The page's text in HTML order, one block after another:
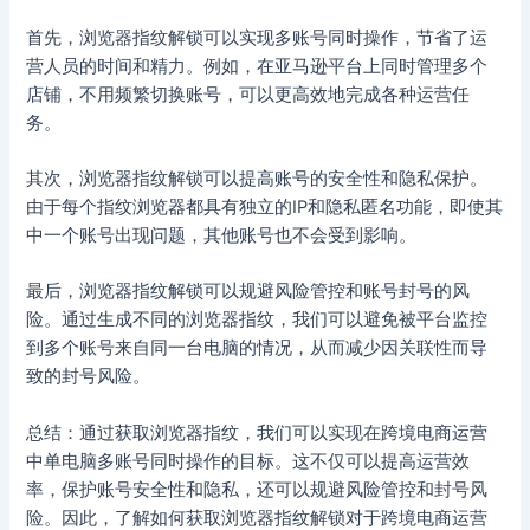
首先，浏览器指纹解锁可以实现多账号同时操作，节省了运
营人员的时间和精力。例如，在亚马逊平台上同时管理多个
店铺，不用频繁切换账号，可以更高效地完成各种运营任
务。
其次，浏览器指纹解锁可以提高账号的安全性和隐私保护。
由于每个指纹浏览器都具有独立的IP和隐私匿名功能，即使其
中一个账号出现问题，其他账号也不会受到影响。
最后，浏览器指纹解锁可以规避风险管控和账号封号的风
险。通过生成不同的浏览器指纹，我们可以避免被平台监控
到多个账号来自同一台电脑的情况，从而减少因关联性而导
致的封号风险。
总结：通过获取浏览器指纹，我们可以实现在跨境电商运营
中单电脑多账号同时操作的目标。这不仅可以提高运营效
率，保护账号安全性和隐私，还可以规避风险管控和封号风
险。因此，了解如何获取浏览器指纹解锁对于跨境电商运营